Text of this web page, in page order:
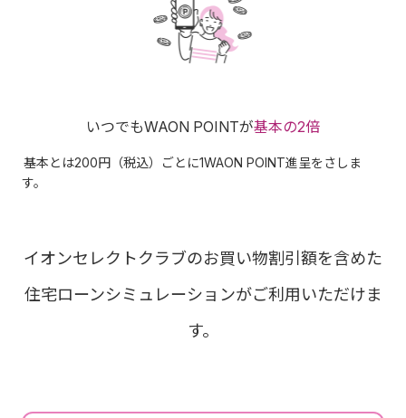
いつでもWAON POINTが基本の2倍
基本とは200円（税込）ごとに1WAON POINT進呈をさしま
す。
イオンセレクトクラブのお買い物割引額を含めた
住宅ローンシミュレーションがご利用いただけま
す。